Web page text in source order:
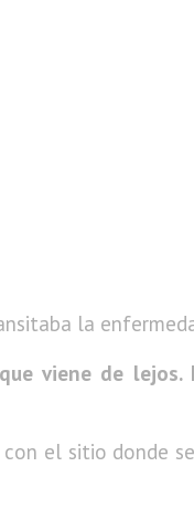
la
viene de lejos.
el sitio donde